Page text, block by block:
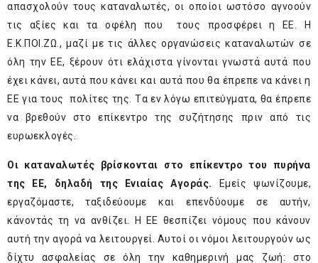
απασχολούν τους καταναλωτές, οι οποίοι ωστόσο αγνοούν
τις αξίες και τα οφέλη που τους προσφέρει η ΕΕ. Η
Ε.Κ.ΠΟΙ.ΖΩ., μαζί με τις άλλες οργανώσεις καταναλωτών σε
όλη την ΕΕ, ξέρουν ότι ελάχιστα γίνονται γνωστά αυτά που
έχει κάνει, αυτά που κάνει και αυτά που θα έπρεπε να κάνει η
ΕΕ για τους πολίτες της. Tα εν λόγω επιτεύγματα, θα έπρεπε
να βρεθούν στο επίκεντρο της συζήτησης πριν από τις
ευρωεκλογές.
Οι καταναλωτές βρίσκονται στο επίκεντρο του πυρήνα
της ΕΕ, δηλαδή της Ενιαίας Αγοράς.
Εμείς ψωνίζουμε,
εργαζόμαστε, ταξιδεύουμε και επενδύουμε σε αυτήν,
κάνοντάς τη να ανθίζει. Η ΕΕ θεσπίζει νόμους που κάνουν
αυτή την αγορά να λειτουργεί. Αυτοί οι νόμοι λειτουργούν ως
δίχτυ ασφαλείας σε όλη την καθημερινή μας ζωή: στο